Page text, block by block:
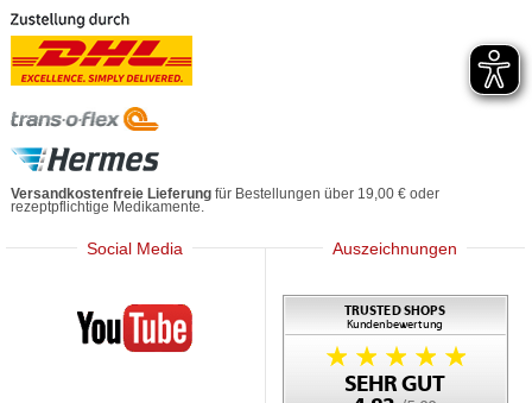
Versandkostenfreie Lieferung für Bestellungen über 19,00 € oder
rezeptpflichtige Medikamente.
Social Media
Mediherz
Auszeichnungen